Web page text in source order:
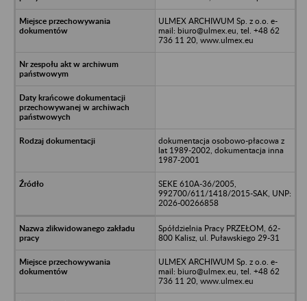
ULMEX ARCHIWUM Sp. z o.o. e-
mail: biuro@ulmex.eu, tel. +48 62
736 11 20, www.ulmex.eu
dokumentacja osobowo-płacowa z
lat 1989-2002, dokumentacja inna
1987-2001
SEKE 610A-36/2005,
992700/611/1418/2015-SAK, UNP:
2026-00266858
Spółdzielnia Pracy PRZEŁOM, 62-
800 Kalisz, ul. Puławskiego 29-31
ULMEX ARCHIWUM Sp. z o.o. e-
mail: biuro@ulmex.eu, tel. +48 62
736 11 20, www.ulmex.eu